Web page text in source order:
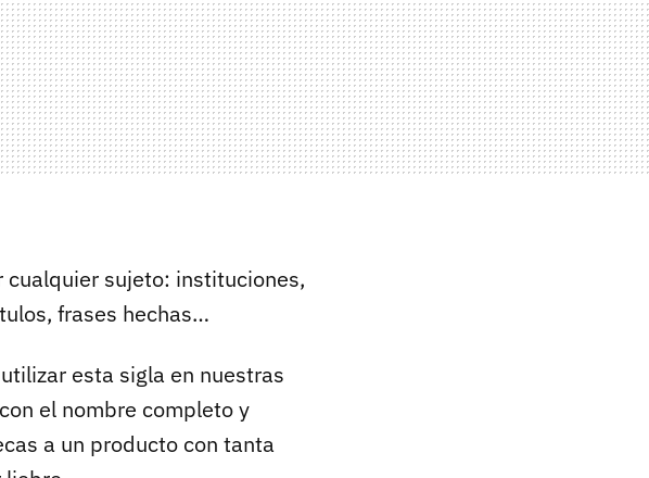
sujeto: instituciones,
frases hechas…
esta sigla en nuestras
el nombre completo y
a un producto con tanta